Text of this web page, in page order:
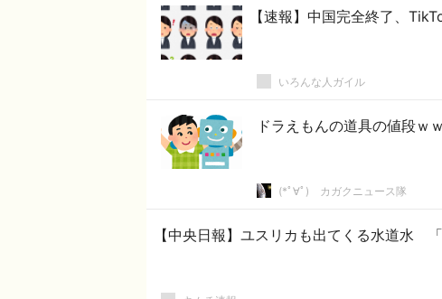
【速報】中国完全終了、
いろんな人ガイル
ドラえもんの道具の値段ｗ
(*ﾟ∀ﾟ)ゞカガクニュース隊
【中央日報】ユスリカも出てくる水道水